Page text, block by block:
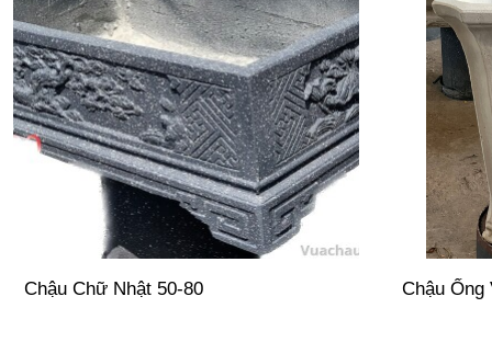
Chậu Chữ Nhật 50-80 Chậu Ống